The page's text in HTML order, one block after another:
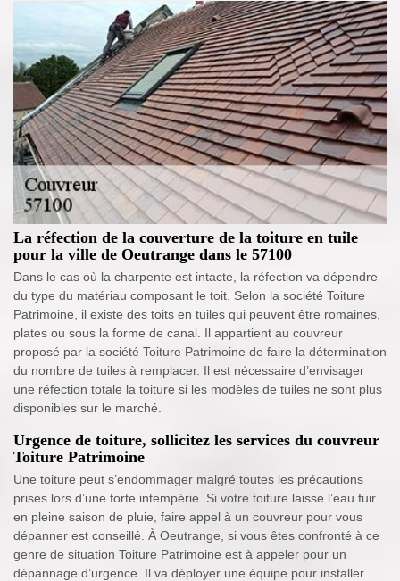
La réfection de la couverture de la toiture en tuile
pour la ville de Oeutrange dans le 57100
Dans le cas où la charpente est intacte, la réfection va dépendre
du type du matériau composant le toit. Selon la société Toiture
Patrimoine, il existe des toits en tuiles qui peuvent être romaines,
plates ou sous la forme de canal. Il appartient au couvreur
proposé par la société Toiture Patrimoine de faire la détermination
du nombre de tuiles à remplacer. Il est nécessaire d’envisager
une réfection totale la toiture si les modèles de tuiles ne sont plus
disponibles sur le marché.
Urgence de toiture, sollicitez les services du couvreur
Toiture Patrimoine
Une toiture peut s’endommager malgré toutes les précautions
prises lors d’une forte intempérie. Si votre toiture laisse l’eau fuir
en pleine saison de pluie, faire appel à un couvreur pour vous
dépanner est conseillé. À Oeutrange, si vous êtes confronté à ce
genre de situation Toiture Patrimoine est à appeler pour un
dépannage d’urgence. Il va déployer une équipe pour installer